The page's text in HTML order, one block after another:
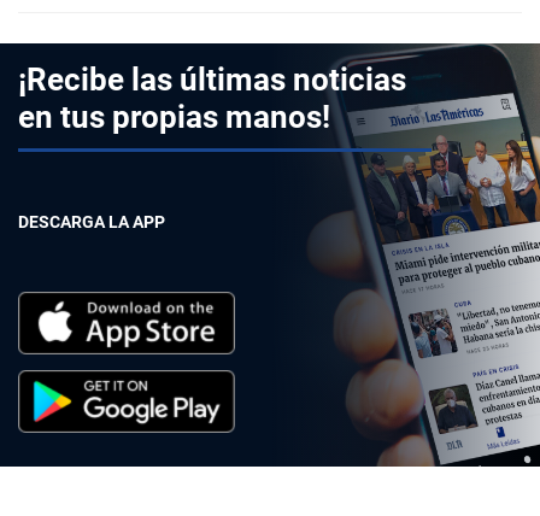
¡Recibe las últimas noticias
en tus propias manos!
DESCARGA LA APP